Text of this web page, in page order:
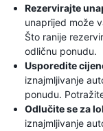
Rezervirajte
unaprijed može
Što ranije
odličnu ponudu.
Usporedite
iznajmljivanje
ponudu.
Odlučite se za
iznajmljivanje